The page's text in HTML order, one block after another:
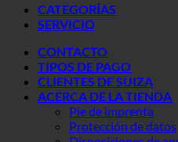
CATEGORÍAS
SERVICIO
CONTACTO
TIPOS DE PAGO
CLIENTES DE SUIZA
ACERCA DE LA TIENDA
Pie de imprenta
Protección de datos